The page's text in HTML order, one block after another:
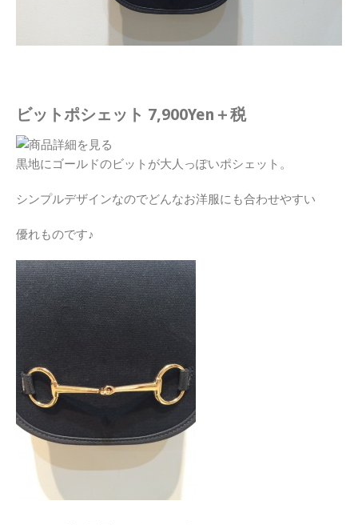
ビットポシェット 7,900Yen＋税
黒地にゴールドのビットが大人っぽいポシェット。
シンプルデザインなのでどんなお洋服にも合わせやすい
優れものです♪